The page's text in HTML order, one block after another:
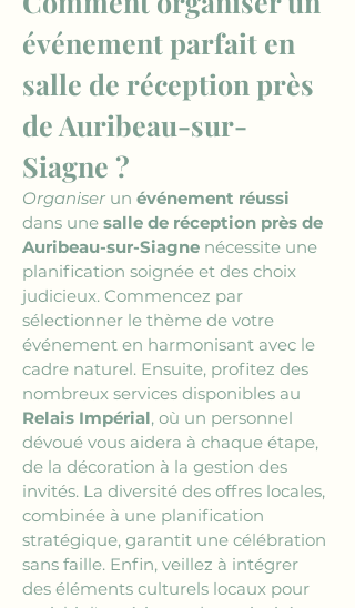
événement parfait en
salle de réception près
de Auribeau-sur-
Siagne ?
Organiser un événement réussi
dans une salle de réception près de
Auribeau-sur-Siagne nécessite une
planification soignée et des choix
judicieux. Commencez par
sélectionner le thème de votre
événement en harmonisant avec le
cadre naturel. Ensuite, profitez des
nombreux services disponibles au
Relais Impérial, où un personnel
dévoué vous aidera à chaque étape,
de la décoration à la gestion des
invités. La diversité des offres locales,
combinée à une planification
stratégique, garantit une célébration
sans faille. Enfin, veillez à intégrer
des éléments culturels locaux pour